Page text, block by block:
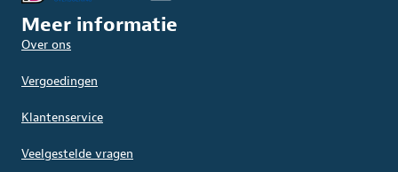
Meer informatie
Over ons
Vergoedingen
Klantenservice
Veelgestelde vragen